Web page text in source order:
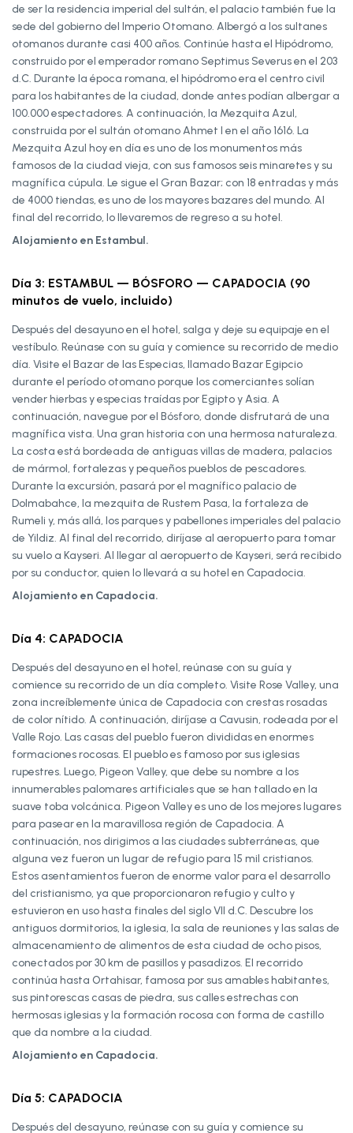
de ser la residencia imperial del sultán, el palacio también fue la
sede del gobierno del Imperio Otomano. Albergó a los sultanes
otomanos durante casi 400 años. Continúe hasta el Hipódromo,
construido por el emperador romano Septimus Severus en el 203
d.C. Durante la época romana, el hipódromo era el centro civil
para los habitantes de la ciudad, donde antes podían albergar a
100.000 espectadores. A continuación, la Mezquita Azul,
construida por el sultán otomano Ahmet I en el año 1616. La
Mezquita Azul hoy en día es uno de los monumentos más
famosos de la ciudad vieja, con sus famosos seis minaretes y su
magnífica cúpula. Le sigue el Gran Bazar; con 18 entradas y más
de 4000 tiendas, es uno de los mayores bazares del mundo. Al
final del recorrido, lo llevaremos de regreso a su hotel.
Alojamiento en Estambul.
Día 3: ESTAMBUL — BÓSFORO — CAPADOCIA (90
minutos de vuelo, incluido)
Después del desayuno en el hotel, salga y deje su equipaje en el
vestíbulo. Reúnase con su guía y comience su recorrido de medio
día. Visite el Bazar de las Especias, llamado Bazar Egipcio
durante el período otomano porque los comerciantes solían
vender hierbas y especias traídas por Egipto y Asia. A
continuación, navegue por el Bósforo, donde disfrutará de una
magnífica vista. Una gran historia con una hermosa naturaleza.
La costa está bordeada de antiguas villas de madera, palacios
de mármol, fortalezas y pequeños pueblos de pescadores.
Durante la excursión, pasará por el magnífico palacio de
Dolmabahce, la mezquita de Rustem Pasa, la fortaleza de
Rumeli y, más allá, los parques y pabellones imperiales del palacio
de Yildiz. Al final del recorrido, diríjase al aeropuerto para tomar
su vuelo a Kayseri. Al llegar al aeropuerto de Kayseri, será recibido
por su conductor, quien lo llevará a su hotel en Capadocia.
Alojamiento en Capadocia.
Día 4: CAPADOCIA
Después del desayuno en el hotel, reúnase con su guía y
comience su recorrido de un día completo. Visite Rose Valley, una
zona increíblemente única de Capadocia con crestas rosadas
de color nítido. A continuación, diríjase a Cavusin, rodeada por el
Valle Rojo. Las casas del pueblo fueron divididas en enormes
formaciones rocosas. El pueblo es famoso por sus iglesias
rupestres. Luego, Pigeon Valley, que debe su nombre a los
innumerables palomares artificiales que se han tallado en la
suave toba volcánica. Pigeon Valley es uno de los mejores lugares
para pasear en la maravillosa región de Capadocia. A
continuación, nos dirigimos a las ciudades subterráneas, que
alguna vez fueron un lugar de refugio para 15 mil cristianos.
Estos asentamientos fueron de enorme valor para el desarrollo
del cristianismo, ya que proporcionaron refugio y culto y
estuvieron en uso hasta finales del siglo VII d.C. Descubre los
antiguos dormitorios, la iglesia, la sala de reuniones y las salas de
almacenamiento de alimentos de esta ciudad de ocho pisos,
conectados por 30 km de pasillos y pasadizos. El recorrido
continúa hasta Ortahisar, famosa por sus amables habitantes,
sus pintorescas casas de piedra, sus calles estrechas con
hermosas iglesias y la formación rocosa con forma de castillo
que da nombre a la ciudad.
Alojamiento en Capadocia.
Día 5: CAPADOCIA
Después del desayuno, reúnase con su guía y comience su